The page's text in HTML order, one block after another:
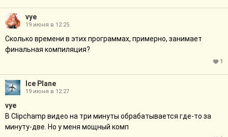
vye
19 июня в 12:25
Сколько времени в этих программах, примерно, занимает
финальная компиляция?
1
Ice Plane
19 июня в 12:27
vye
В Clipchamp видео на три минуты обрабатывается где-то за
минуту-две. Но у меня мощный комп